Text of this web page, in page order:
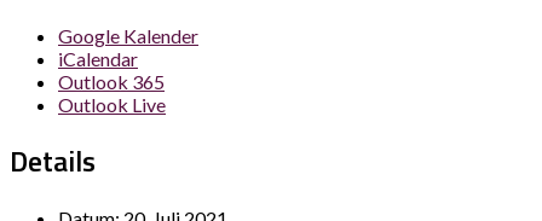
Google Kalender
iCalendar
Outlook 365
Outlook Live
Details